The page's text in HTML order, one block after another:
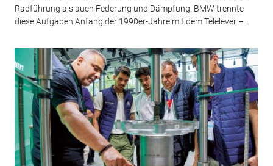
Radführung als auch Federung und Dämpfung. BMW trennte
diese Aufgaben Anfang der 1990er-Jahre mit dem Telelever –...